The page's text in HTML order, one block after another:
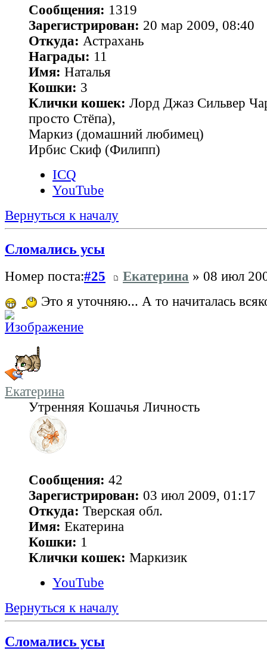
Сообщения: 1319
Зарегистрирован: 20 мар 2009, 08:40
Откуда: Астрахань
Награды: 11
Имя: Наталья
Кошки: 3
Клички кошек: Лорд Джаз Сильвер
просто Стёпа),
Маркиз (домашний любимец)
Ирбис Скиф (Филипп)
ICQ
YouTube
Вернуться к началу
Сломались усы
Номер поста:#25 Екатерина » 08 июл
Это я уточняю... А то начиталась
Екатерина
Утренняя Кошачья Личность
Сообщения: 42
Зарегистрирован: 03 июл 2009, 01:17
Откуда: Тверская обл.
Имя: Екатерина
Кошки: 1
Клички кошек: Маркизик
YouTube
Вернуться к началу
Сломались усы